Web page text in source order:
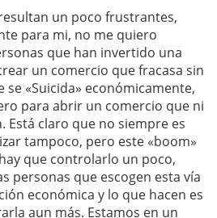
un poco frustrantes,
para mi, no me quiero
que han invertido una
un comercio que fracasa sin
se «Suicida» económicamente,
para abrir un comercio que ni
Está claro que no siempre es
tampoco, pero este «boom»
que controlarlo un poco,
personas que escogen esta vía
económica y lo que hacen es
aun más. Estamos en un